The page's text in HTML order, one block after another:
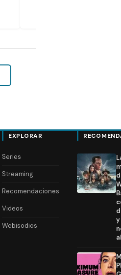
EXPLORAR
Series
Streaming
Recomendaciones
Videos
Webisodios
y